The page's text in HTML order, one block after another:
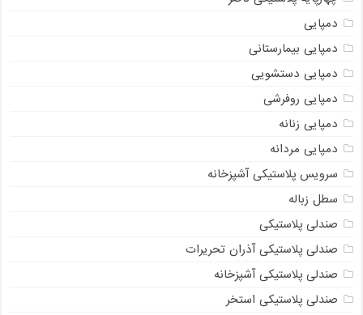
دمپایی
دمپایی بیمارستانی
دمپایی دستشویی
دمپایی روفرشی
دمپایی زنانه
دمپایی مردانه
سرویس پلاستیکی آشپزخانه
سطل زباله
صندلی پلاستیکی
صندلی پلاستیکی آذران تحریرات
صندلی پلاستیکی آشپزخانه
صندلی پلاستیکی استخر